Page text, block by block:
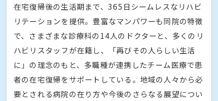
在宅復帰後の生活期まで、365日シームレスなリハビ
リテーションを提供。豊富なマンパワーも同院の特徴
で、さまざまな診療科の14人のドクターと、多くのリ
ハビリスタッフが在籍し、「再びその人らしい生活
に」の理念のもと、多職種が連携したチーム医療で患
者の在宅復帰をサポートしている。地域の人々から必
要とされる病院の在り方や今後のさらなる展望につい